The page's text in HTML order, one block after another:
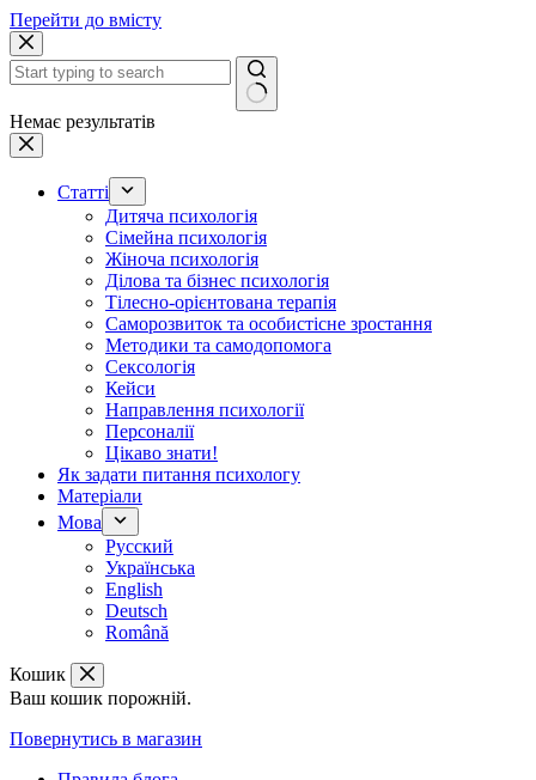
Перейти до вмісту
Немає результатів
Статті
Дитяча психологія
Сімейна психологія
Жіноча психологія
Ділова та бізнес психологія
Тілесно-орієнтована терапія
Саморозвиток та особистісне зростання
Методики та самодопомога
Сексологія
Кейси
Направлення психології
Персоналії
Цікаво знати!
Як задати питання психологу
Матеріали
Мова
Русский
Українська
English
Deutsch
Română
Кошик
Ваш кошик порожній.
Повернутись в магазин